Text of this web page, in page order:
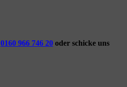
0160 966 746 20 oder schicke uns